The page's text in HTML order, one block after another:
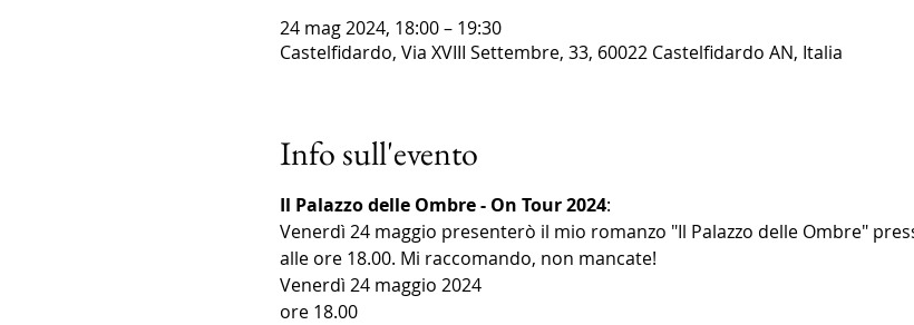
24 mag 2024, 18:00 – 19:30
Castelfidardo, Via XVIII Settembre, 33, 60022 Castelfidardo AN, Italia
Info sull'evento
Il Palazzo delle Ombre - On Tour 2024:
Venerdì 24 maggio presenterò il mio romanzo "Il Palazzo delle Ombre"
alle ore 18.00. Mi raccomando, non mancate!
Venerdì 24 maggio 2024
ore 18.00